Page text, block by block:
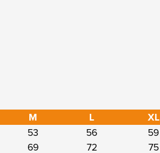
M L XL
53 56 59
69 72 75